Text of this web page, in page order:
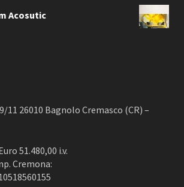
Acosutic
11 26010 Bagnolo Cremasco (CR) –
51.480,00 i.v.
Cremona: